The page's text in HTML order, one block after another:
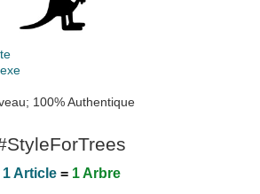
100% Authentique
1 Article= 1 Arbre